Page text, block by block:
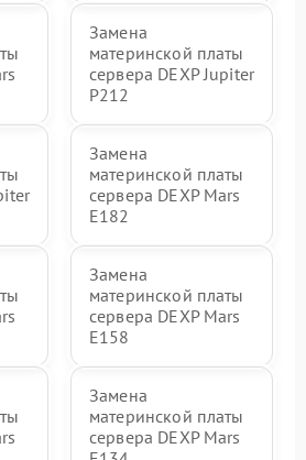
Замена
материнской платы
сервера DEXP Jupiter
P212
Замена
материнской платы
сервера DEXP Mars
E182
Замена
материнской платы
сервера DEXP Mars
E158
Замена
материнской платы
сервера DEXP Mars